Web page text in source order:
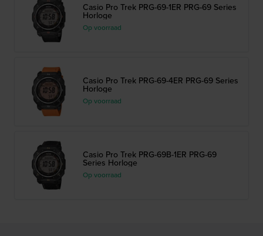
Casio Pro Trek PRG-69-1ER PRG-69 Series
Horloge
Op voorraad
Casio Pro Trek PRG-69-4ER PRG-69 Series
Horloge
Op voorraad
Casio Pro Trek PRG-69B-1ER PRG-69
Series Horloge
Op voorraad